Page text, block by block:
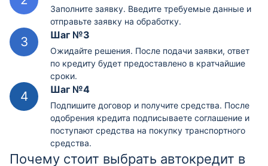
Заполните заявку. Введите требуемые данные и
отправьте заявку на обработку.
Шаг №3
Ожидайте решения. После подачи заявки, ответ
по кредиту будет предоставлено в кратчайшие
сроки.
Шаг №4
Подпишите договор и получите средства. После
одобрения кредита подписываете соглашение и
поступают средства на покупку транспортного
средства.
Почему стоит выбрать автокредит в